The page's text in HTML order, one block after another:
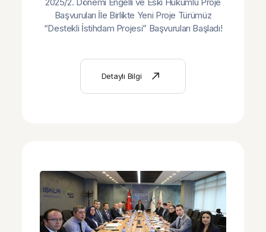
Proje Türümüz “Destekli
İstihdam Projesi”
Başvuruları İle Birlikte Yeni Proje Türümüz
“Destekli İstihdam Projesi” Başvuruları Başladı!
Detaylı Bilgi